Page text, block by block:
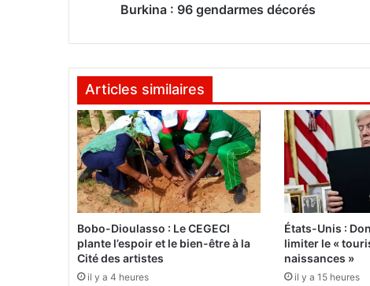
e
d
r
m
e
s
d
é
c
o
r
é
s
Burkina : 96 gendarmes décorés
Articles similaires
Bobo-Dioulasso : Le CEGECI
plante l’espoir et le bien-être à la
Cité des artistes
il y a 4 heures
États-Unis :
limiter le «
naissances »
il y a 15 heures